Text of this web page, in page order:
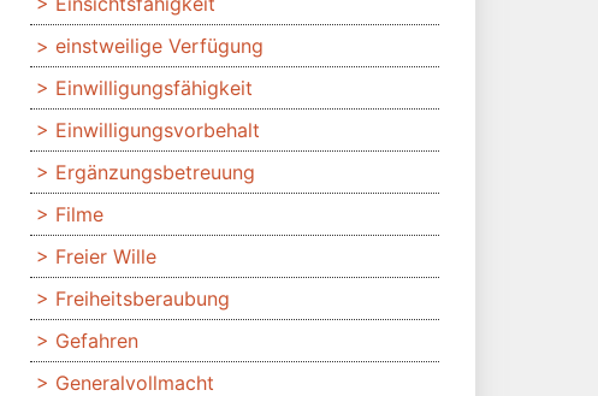
einstweilige Verfügung
Einwilligungsfähigkeit
Einwilligungsvorbehalt
Ergänzungsbetreuung
Filme
Freier Wille
Freiheitsberaubung
Gefahren
Generalvollmacht